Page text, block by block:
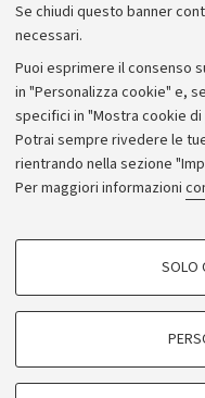
Se chiudi questo banner
necessari.
Puoi esprimere il consenso
in "Personalizza cookie" e,
specifici in "Mostra cookie
Potrai sempre rivedere le
rientrando nella sezione
Per maggiori informazioni
COOKIE DI
SOLO
© Copyright 2026 -
Bologna - Via Zamboni,